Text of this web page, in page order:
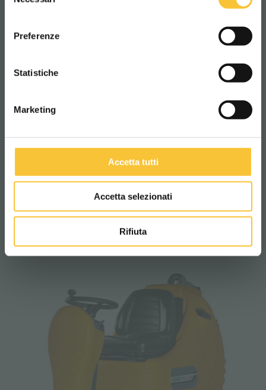
Preferenze
Statistiche
Marketing
Accetta tutti
Accetta selezionati
Rifiuta